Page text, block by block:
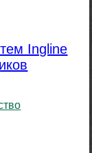
Ingline